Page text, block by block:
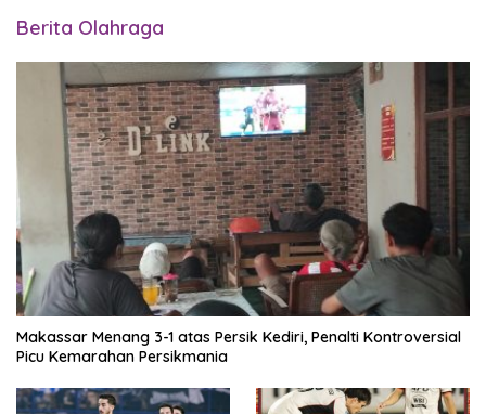
Berita Olahraga
Makassar Menang 3-1 atas Persik Kediri, Penalti Kontroversial
Picu Kemarahan Persikmania